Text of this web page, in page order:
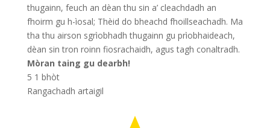
thugainn, feuch an dèan thu sin a’ cleachdadh an
fhoirm gu h-ìosal; Thèid do bheachd fhoillseachadh. Ma
tha thu airson sgrìobhadh thugainn gu prìobhaideach,
dèan sin tron roinn fiosrachaidh, agus tagh conaltradh.
Mòran taing gu dearbh!
5 1 bhòt
Rangachadh artaigil